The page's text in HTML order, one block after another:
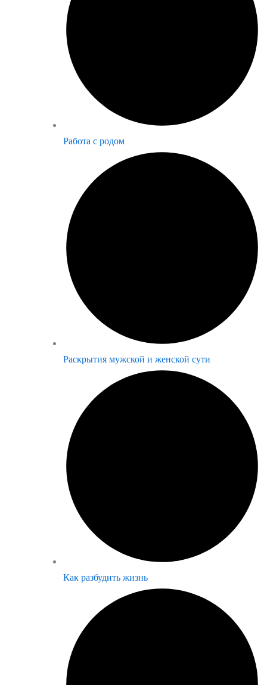
Работа с родом
Раскрытия мужской и женской сути
Как разбудить жизнь